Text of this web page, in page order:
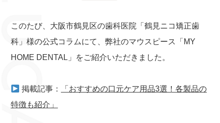
このたび、大阪市鶴見区の歯科医院「鶴見ニコ矯正歯
科」様の公式コラムにて、弊社のマウスピース「MY
HOME DENTAL」をご紹介いただきました。
掲載記事：
「おすすめの口元ケア用品3選！各製品の
特徴も紹介」